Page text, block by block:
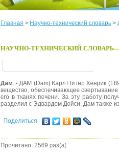
Главная > Научно-технический словарь >
НАУЧНО-ТЕХНИЧЕСКИЙ СЛОВАРЬ
Дам - ДАМ (Dam) Карл Питер Хенрик
вещество, обеспечивающее
его в тканях печени. За эту работу
разделил с Эдвардом Дойси. Дам также
Поделиться
Прочитано: 2569 раз(а)